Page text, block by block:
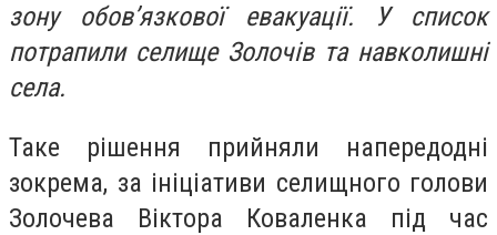
зону обов’язкової евакуації. У список
потрапили селище Золочів та навколишні
села.
Таке рішення прийняли напередодні
зокрема, за ініціативи селищного голови
Золочева Віктора Коваленка під час